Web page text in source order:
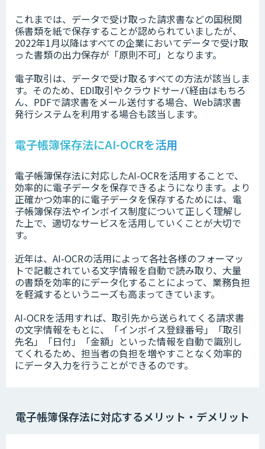
これまでは、データで受け取った請求書などの国税関
係書類を紙で保存することが認められていましたが、
2022年1月以降はすべての企業においてデータで受け取
った書類の出力保存が「原則不可」となります。
電子取引は、データで受け取るすべての方法が該当しま
す。そのため、EDI取引やクラウドサーバ経由はもちろ
ん、PDFで請求書をメール送付する場合、Web請求書
発行システムを利用する場合も該当します。
電子帳簿保存法にAI-OCRを活用
電子帳簿保存法に対応したAI-OCRを活用することで、
効率的に電子データを保存できるようになります。より
正確かつ効率的に電子データを保存するためには、電
子帳簿保存法やインボイス制度について正しく理解し
た上で、適切なサービスを活用していくことが大切で
す。
近年は、AI-OCRの活用によって各社各様のフォーマッ
トで記載されている文字情報を自動で読み取り、大量
の書類を効率的にデータ化することによって、業務負担
を軽減するというニーズも高まってきています。
AI-OCRを活用すれば、取引先から送られてくる請求書
の文字情報をもとに、「インボイス登録番号」「取引
先名」「日付」「金額」といった情報を自動で識別し
てくれるため、担当者の負担を増やすことなく効率的
にデータ入力を行うことができるのです。
電子帳簿保存法に対応するメリット・デメリット